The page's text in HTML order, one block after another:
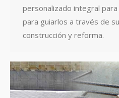
personalizado integral
para guiarlos a través de
construcción y reforma.